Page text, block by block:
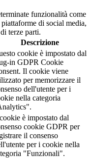
funzionalità come
di social media,
terze parti.
Descrizione
cookie è impostato dal
in GDPR Cookie
Il cookie viene
per memorizzare il
dell'utente per i
nella categoria
è impostato dal
cookie GDPR per
il consenso
per i cookie nella
"Funzionali".